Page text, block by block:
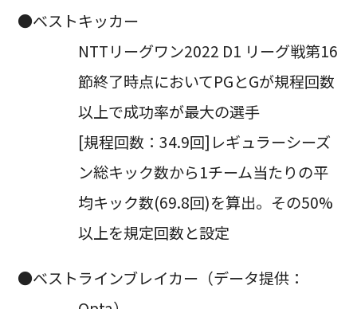
●ベストキッカー
NTTリーグワン2022 D1 リーグ戦第16
節終了時点においてPGとGが規程回数
以上で成功率が最大の選手
[規程回数：34.9回]レギュラーシーズ
ン総キック数から1チーム当たりの平
均キック数(69.8回)を算出。その50%
以上を規定回数と設定
●ベストラインブレイカー（データ提供：